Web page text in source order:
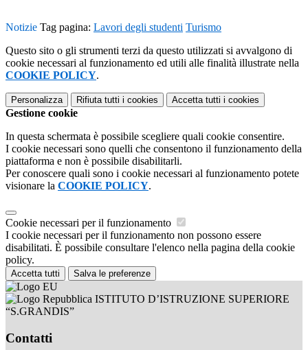
Notizie Tag pagina: Lavori degli studenti Turismo
Questo sito o gli strumenti terzi da questo utilizzati si avvalgono di
cookie necessari al funzionamento ed utili alle finalità illustrate nella
COOKIE POLICY.
Personalizza Rifiuta tutti i cookies Accetta tutti i cookies
Gestione cookie
In questa schermata è possibile scegliere quali cookie consentire.
I cookie necessari sono quelli che consentono il funzionamento della
piattaforma e non è possibile disabilitarli.
Per conoscere quali sono i cookie necessari al funzionamento potete
visionare la COOKIE POLICY.
Cookie necessari per il funzionamento
I cookie necessari per il funzionamento non possono essere
disabilitati. È possibile consultare l'elenco nella pagina della cookie
policy.
Accetta tutti Salva le preferenze
ISTITUTO D’ISTRUZIONE SUPERIORE
“S.GRANDIS”
Contatti